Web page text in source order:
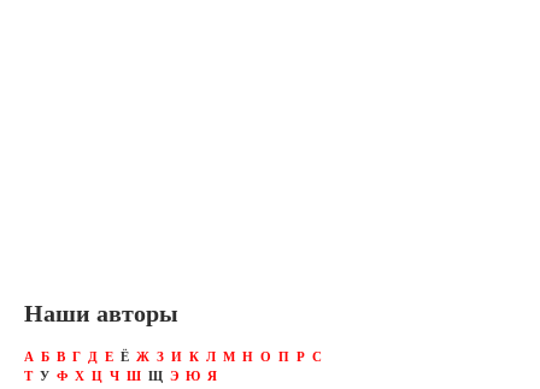
Наши авторы
А Б В Г Д Е Ё Ж З И К Л М Н О П Р С
Т У Ф Х Ц Ч Ш Щ Э Ю Я